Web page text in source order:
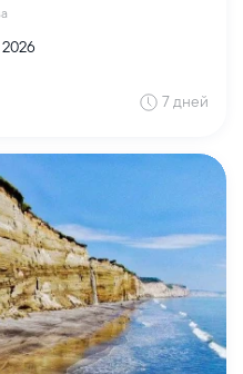
7 дней